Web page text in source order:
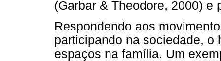
(Garbar & Theodore, 2000) e
Respondendo aos
participando na sociedade, o
espaços na família. Um